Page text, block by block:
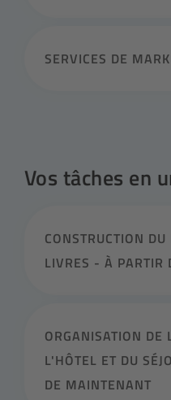
SERVICES DE
Vos tâches en
CONSTRUCTION
LIVRES - À PARTIR
ORGANISATION DE
L'HÔTEL ET DU
DE MAINTENANT